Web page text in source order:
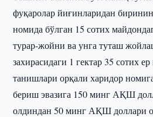
фуқаролар йиғинларидан
номида бўлган 15 сотих
турар-жойни ва унга туташ
захирасидаги 1 гектар 35 сотих
танишлари орқали харидор
бериш эвазига 150 минг АҚШ
олдиндан 50 минг АҚШ доллари